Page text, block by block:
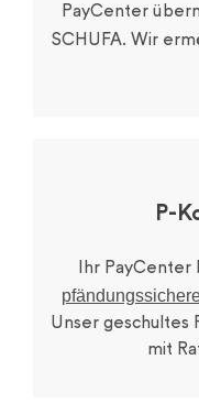
PayCenter
SCHUFA. Wir
P-
Unser geschultes
mit